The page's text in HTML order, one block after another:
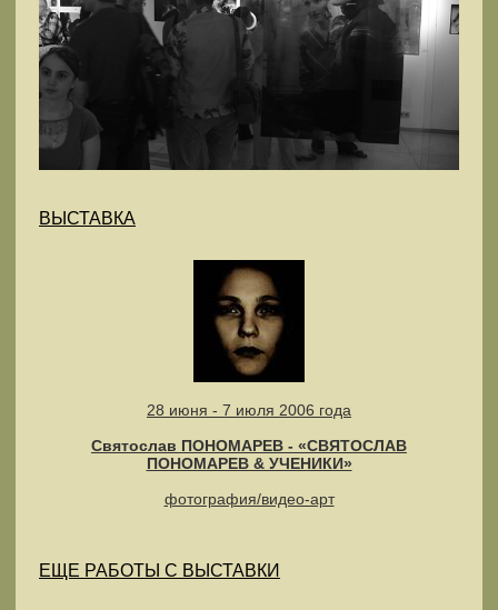
ВЫСТАВКА
28 июня - 7 июля 2006 года
Святослав ПОНОМАРЕВ - «СВЯТОСЛАВ
ПОНОМАРЕВ & УЧЕНИКИ»
фотография/видео-арт
ЕЩЕ РАБОТЫ С ВЫСТАВКИ